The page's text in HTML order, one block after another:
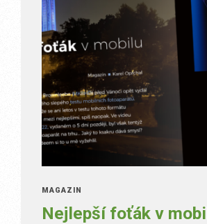
MAGAZÍN
Nejlepší foťák v